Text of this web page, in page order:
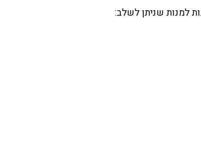
למנות שניתן לשלב: